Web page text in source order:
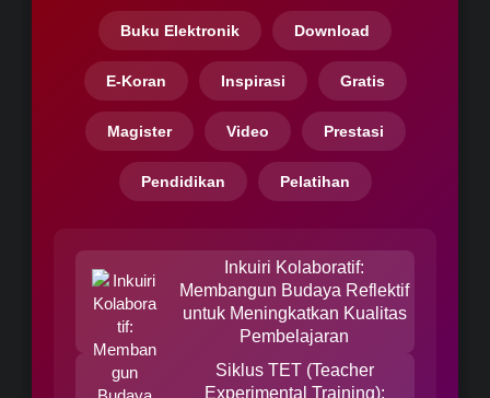
Buku Elektronik Download
E-Koran Inspirasi Gratis
Magister Video Prestasi
Pendidikan Pelatihan
Inkuiri Kolaboratif:
Membangun Budaya Reflektif
untuk Meningkatkan Kualitas
Pembelajaran
Siklus TET (Teacher
Experimental Training):